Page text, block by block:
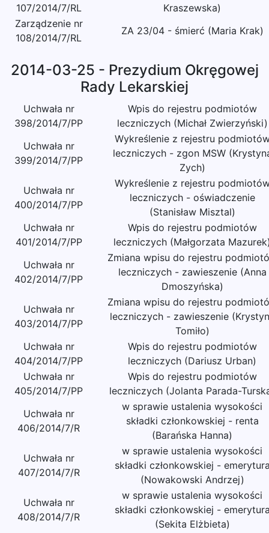
107/2014/7/RL
Kraszewska)
Zarządzenie nr
108/2014/7/RL
ZA 23/04 - śmierć (Maria Krak)
2014-03-25 - Prezydium Okręgowej
Rady Lekarskiej
Uchwała nr
398/2014/7/PP
Wpis do rejestru podmiotów
leczniczych (Michał Zwierzyński)
Uchwała nr
399/2014/7/PP
Wykreślenie z rejestru
leczniczych - zgon MSW
Zych)
Uchwała nr
400/2014/7/PP
Wykreślenie z rejestru
leczniczych - oświadczenie
(Stanisław Misztal)
Uchwała nr
401/2014/7/PP
Wpis do rejestru podmiotów
leczniczych (Małgorzata
Uchwała nr
402/2014/7/PP
Zmiana wpisu do rejestru
leczniczych - zawieszenie (Anna
Dmoszyńska)
Uchwała nr
403/2014/7/PP
Zmiana wpisu do rejestru
leczniczych - zawieszenie
Tomiło)
Uchwała nr
404/2014/7/PP
Wpis do rejestru podmiotów
leczniczych (Dariusz Urban)
Uchwała nr
405/2014/7/PP
Wpis do rejestru podmiotów
leczniczych (Jolanta Parada-
Uchwała nr
406/2014/7/R
w sprawie ustalenia wysokości
składki członkowskiej - renta
(Barańska Hanna)
Uchwała nr
407/2014/7/R
w sprawie ustalenia wysokości
składki członkowskiej -
(Nowakowski Andrzej)
Uchwała nr
408/2014/7/R
w sprawie ustalenia wysokości
składki członkowskiej -
(Sekita Elżbieta)